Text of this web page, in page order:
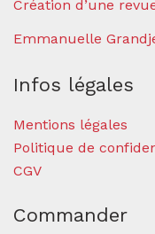
Création d’une
Emmanuelle
Infos légales
Mentions légales
Politique de
CGV
Commander